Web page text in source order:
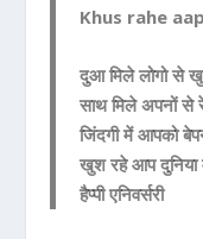
Khus rahe
दुआ मिले लोगो से
साथ मिले अपनों से
जिंदगी में आपको
खुश रहे आप दुनिया
हैप्पी एनिवर्सरी